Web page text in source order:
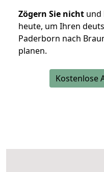
Zögern Sie nicht und
heute, um Ihren
Paderborn nach
planen.
Kostenlose